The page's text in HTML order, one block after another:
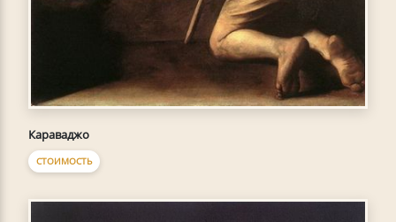
Караваджо
СТОИМОСТЬ